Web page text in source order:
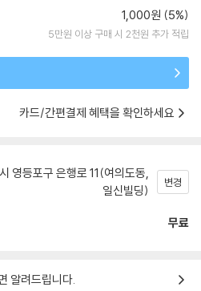
1,000원 (5%)
5만원 이상 구매 시 2천원 추가 적립
카드/간편결제 혜택을 확인하세요
영등포구 은행로 11(여의도동,
일신빌딩)
변경
무료
알려드립니다.